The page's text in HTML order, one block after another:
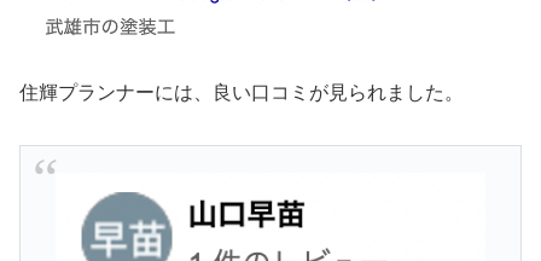
住輝プランナーには、良い口コミが見られました。